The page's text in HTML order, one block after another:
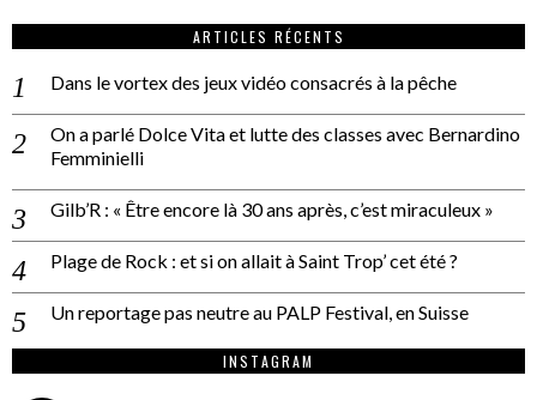
ARTICLES RÉCENTS
Dans le vortex des jeux vidéo consacrés à la pêche
On a parlé Dolce Vita et lutte des classes avec Bernardino
Femminielli
Gilb’R : « Être encore là 30 ans après, c’est miraculeux »
Plage de Rock : et si on allait à Saint Trop’ cet été ?
Un reportage pas neutre au PALP Festival, en Suisse
INSTAGRAM